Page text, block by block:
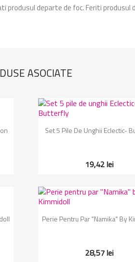
departe de foc. Feriti
ASOCIATE
Vizualizare rapida
Set 5 Pile De Unghii Eclectic-
19,42 lei
Vizualizare rapida
Perie Pentru Par "Namika" By
28,57 lei